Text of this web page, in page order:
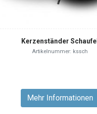
Kerzenständer Schaufel
Artikelnummer: kssch
Mehr Informationen